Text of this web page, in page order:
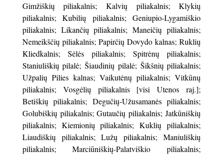
Gimžiškių piliakalnis; Kalvių piliakalnis; Klykių
piliakalnis; Kubilių piliakalnis; Geniupio-Lygamiškio
piliakalnis; Likančių piliakalnis; Maneičių piliakalnis;
Nemeikščių piliakalnis; Papirčių Dovydo kalnas; Ruklių
Kliedkalnis; Sėlės piliakalnis; Spitrėnų piliakalnis;
Staniuliškių pilalė; Šiaudinių pilalė; Šikšnių piliakalnis;
Užpalių Pilies kalnas; Vaikutėnų piliakalnis; Vitkūnų
piliakalnis; Vosgėlių piliakalnis [visi Utenos raj.];
Betiškių piliakalnis; Degučių-Užusamanės piliakalnis;
Golubiškių piliakalnis; Gutaučių piliakalnis; Jatkūniškių
piliakalnis; Kiemionių piliakalnis; Kuklių piliakalnis;
Liaudiškių piliakalnis; Lužų piliakalnis; Maniuliškių
piliakalnis; Marciūniškių-Palatviškio piliakalnis;